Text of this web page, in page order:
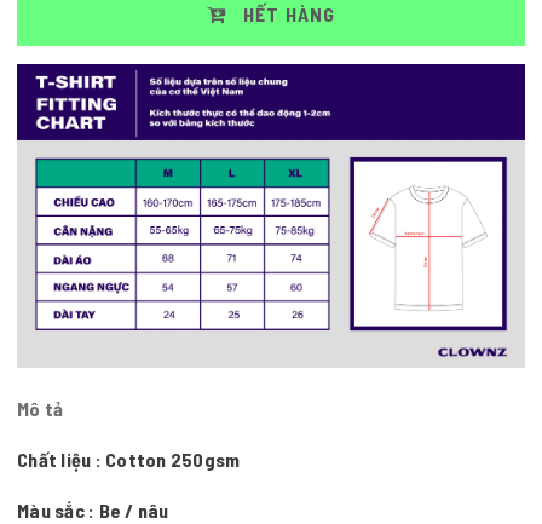
HẾT HÀNG
Mô tả
Chất liệu : Cotton 250gsm
Màu sắc : Be / nâu